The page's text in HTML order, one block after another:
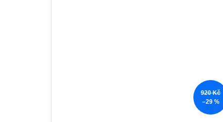
920 Kč
–29 %